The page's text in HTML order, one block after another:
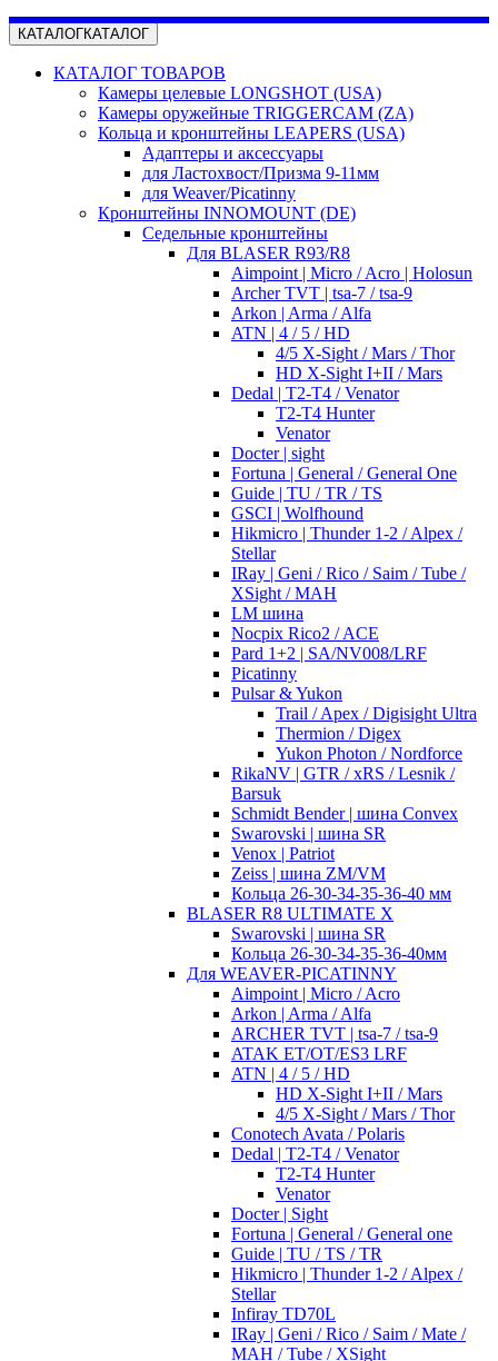
КАТАЛОГКАТАЛОГ
КАТАЛОГ ТОВАРОВ
Камеры целевые LONGSHOT (USA)
Камеры оружейные TRIGGERCAM (ZA)
Кольца и кронштейны LEAPERS (USA)
Адаптеры и аксессуары
для Ластохвост/Призма 9-11мм
для Weaver/Picatinny
Кронштейны INNOMOUNT (DE)
Седельные кронштейны
Для BLASER R93/R8
Aimpoint | Micro / Acro | Holosun
Archer TVT | tsa-7 / tsa-9
Arkon | Arma / Alfa
ATN | 4 / 5 / HD
4/5 X-Sight / Mars / Thor
HD X-Sight I+II / Mars
Dedal | T2-T4 / Venator
T2-T4 Hunter
Venator
Docter | sight
Fortuna | General / General One
Guide | TU / TR / TS
GSCI | Wolfhound
Hikmicro | Thunder 1-2 / Alpex /
Stellar
IRay | Geni / Rico / Saim / Tube /
XSight / MAH
LM шина
Nocpix Rico2 / ACE
Pard 1+2 | SA/NV008/LRF
Picatinny
Pulsar & Yukon
Trail / Apex / Digisight Ultra
Thermion / Digex
Yukon Photon / Nordforce
RikaNV | GTR / xRS / Lesnik /
Barsuk
Schmidt Bender | шина Convex
Swarovski | шина SR
Venox | Patriot
Zeiss | шина ZM/VM
Кольца 26-30-34-35-36-40 мм
BLASER R8 ULTIMATE X
Swarovski | шина SR
Кольца 26-30-34-35-36-40мм
Для WEAVER-PICATINNY
Aimpoint | Micro / Acro
Arkon | Arma / Alfa
ARCHER TVT | tsa-7 / tsa-9
ATAK ET/OT/ES3 LRF
ATN | 4 / 5 / HD
HD X-Sight I+II / Mars
4/5 X-Sight / Mars / Thor
Conotech Avata / Polaris
Dedal | T2-T4 / Venator
T2-T4 Hunter
Venator
Docter | Sight
Fortuna | General / General one
Guide | TU / TS / TR
Hikmicro | Thunder 1-2 / Alpex /
Stellar
Infiray TD70L
IRay | Geni / Rico / Saim / Mate /
MAH / Tube / XSight